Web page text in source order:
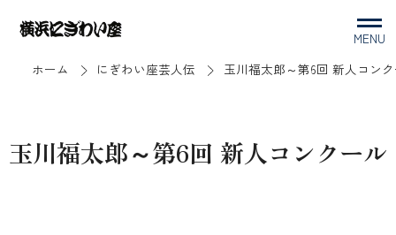
MENU
ホーム
にぎわい座芸人伝 玉川福太郎～第6回 新人コン
玉川福太郎～第6回 新人コンクール